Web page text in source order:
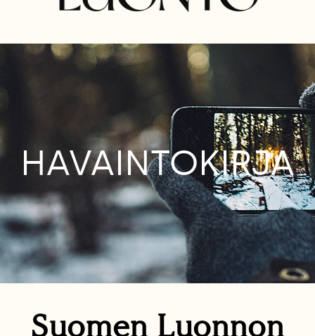
HAVAINTOKIRJA
Suomen Luonnon